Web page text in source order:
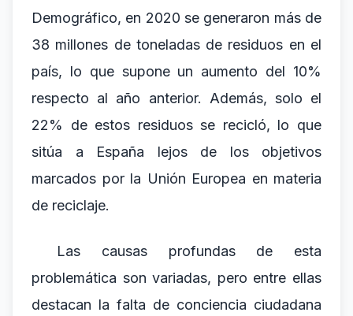
Demográfico, en 2020 se generaron más de
38 millones de toneladas de residuos en el
país, lo que supone un aumento del 10%
respecto al año anterior. Además, solo el
22% de estos residuos se recicló, lo que
sitúa a España lejos de los objetivos
marcados por la Unión Europea en materia
de reciclaje.
Las causas profundas de esta
problemática son variadas, pero entre ellas
destacan la falta de conciencia ciudadana